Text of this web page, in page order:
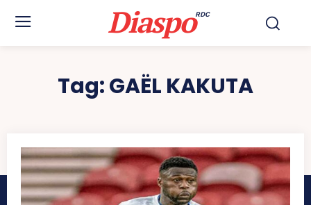
DiaspoRDC
Tag:GAËL KAKUTA